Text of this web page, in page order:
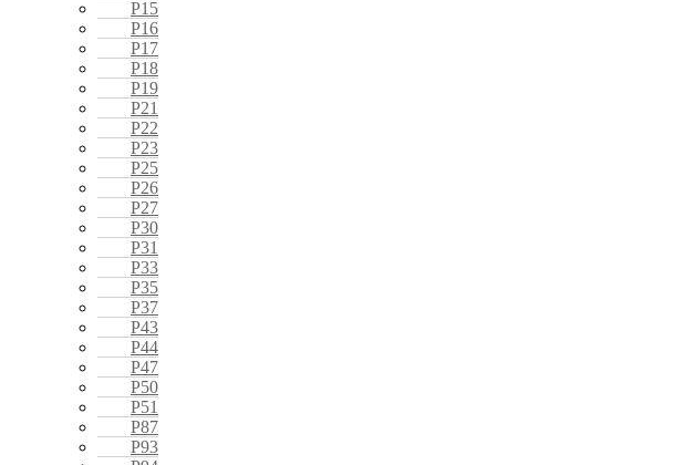
P15
P16
P17
P18
P19
P21
P22
P23
P25
P26
P27
P30
P31
P33
P35
P37
P43
P44
P47
P50
P51
P87
P93